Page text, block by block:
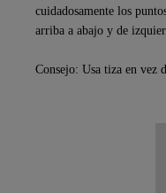
cuidadosamente los
arriba a abajo y de
Consejo: Usa tiza en vez